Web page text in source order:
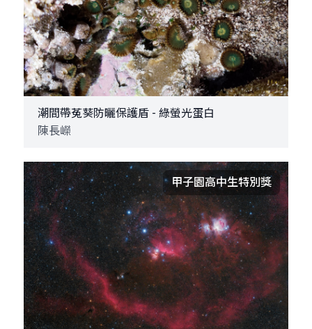
潮間帶菟葵防曬保護盾 - 綠螢光蛋白
陳長嶸
甲子園高中生特別獎